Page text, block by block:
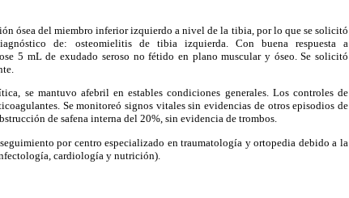
ósea del miembro inferior izquierdo a nivel de la tibia, por lo que se solicitó
de: osteomielitis de tibia izquierda. Con buena respuesta a
5 mL de exudado seroso no fétido en plano muscular y óseo. Se solicitó
se mantuvo afebril en estables condiciones generales. Los controles de
Se monitoreó signos vitales sin evidencias de otros episodios de
de safena interna del 20%, sin evidencia de trombos.
por centro especializado en traumatología y ortopedia debido a la
cardiología y nutrición).